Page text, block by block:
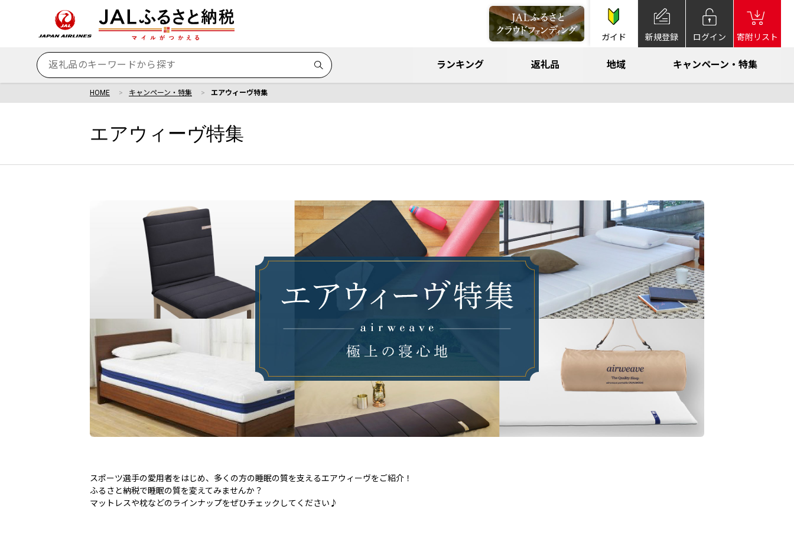
ガイド 新規登録 ログイン 寄附リスト
ランキング 返礼品 地域 キャンペーン・特集
HOME キャンペーン・特集 エアウィーヴ特集
エアウィーヴ特集
スポーツ選手の愛用者をはじめ、多くの方の睡眠の質を支えるエアウィーヴをご紹介！
ふるさと納税で睡眠の質を変えてみませんか？
マットレスや枕などのラインナップをぜひチェックしてください♪